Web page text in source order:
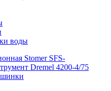
воды
Stomer SFS-
Dremel 4200-4/75